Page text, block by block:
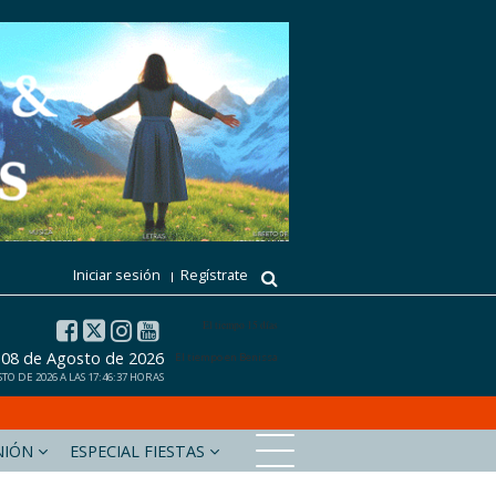
Iniciar sesión Regístrate
El tiempo 15 días
El tiempo en Benissa
de Agosto de 2026
DE 2026 A LAS 17:46:37 HORAS
xabiaaldia.com Marinabaixadigital.com
ESPECIAL FIESTAS